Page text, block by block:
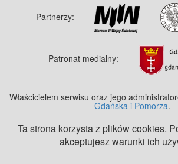
Partnerzy:
Patronat medialny:
Właścicielem serwisu oraz jego
Gdańska i Pomorza.
Ta strona korzysta z plików cookies.
akceptujesz warunki ich